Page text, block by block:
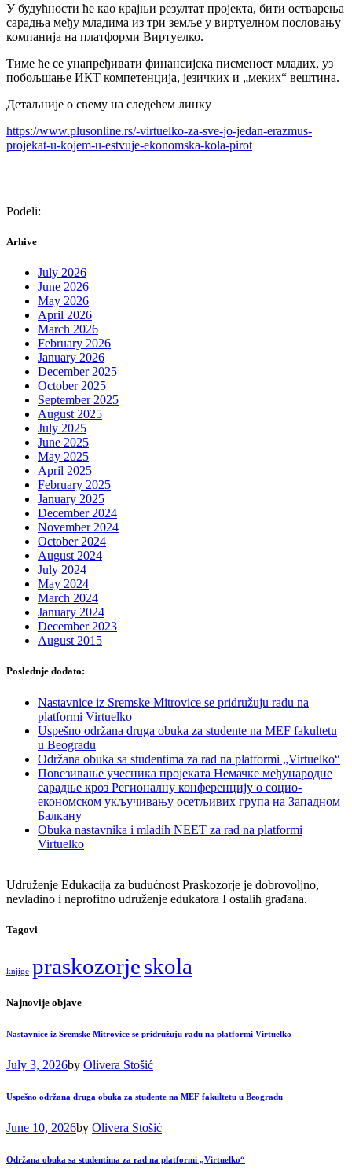
У будућности ће као крајњи резултат пројекта, бити остварења
сарадња међу младима из три земље у виртуелном пословању
компанија на платформи Виртуелко.
Тиме ће се унапређивати финансијска писменост младих, уз
побољшање ИКТ компетенција, језичких и „меких“ вештина.
Детаљније о свему на следећем линку
https://www.plusonline.rs/-virtuelko-za-sve-jo-jedan-erazmus-
projekat-u-kojem-u-estvuje-ekonomska-kola-pirot
Podeli:
Arhive
July 2026
June 2026
May 2026
April 2026
March 2026
February 2026
January 2026
December 2025
October 2025
September 2025
August 2025
July 2025
June 2025
May 2025
April 2025
February 2025
January 2025
December 2024
November 2024
October 2024
August 2024
July 2024
May 2024
March 2024
January 2024
December 2023
August 2015
Poslednje dodato:
Nastavnice iz Sremske Mitrovice se pridružuju radu na
platformi Virtuelko
Uspešno održana druga obuka za studente na MEF fakultetu
u Beogradu
Održana obuka sa studentima za rad na platformi „Virtuelko“
Повезивање учесника пројеката Немачке међународне
сарадње кроз Регионалну конференцију о социо-
економском укључивању осетљивих група на Западном
Балкану
Obuka nastavnika i mladih NEET za rad na platformi
Virtuelko
Udruženje Edukacija za budućnost Praskozorje je dobrovoljno,
nevladino i neprofitno udruženje edukatora I ostalih građana.
Tagovi
knjige praskozorjeskola
Najnovije objave
Nastavnice iz Sremske Mitrovice se pridružuju radu na platformi Virtuelko
July 3, 2026by Olivera Stošić
Uspešno održana druga obuka za studente na MEF fakultetu u Beogradu
June 10, 2026by Olivera Stošić
Održana obuka sa studentima za rad na platformi „Virtuelko“